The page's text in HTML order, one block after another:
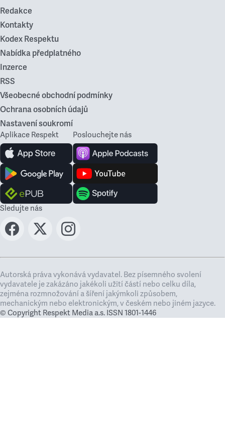
Redakce
Kontakty
Kodex Respektu
Nabídka předplatného
Inzerce
RSS
Všeobecné obchodní podmínky
Ochrana osobních údajů
Nastavení soukromí
Aplikace Respekt Poslouchejte nás
Sledujte nás
Autorská práva vykonává vydavatel. Bez písemného svolení
vydavatele je zakázáno jakékoli užití částí nebo celku díla,
zejména rozmnožování a šíření jakýmkoli způsobem,
mechanickým nebo elektronickým, v českém nebo jiném jazyce.
© Copyright Respekt Media a.s. ISSN 1801-1446